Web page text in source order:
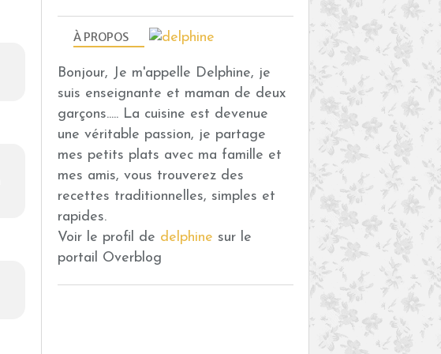
À PROPOS
Bonjour, Je m'appelle Delphine, je
suis enseignante et maman de deux
garçons..... La cuisine est devenue
une véritable passion, je partage
mes petits plats avec ma famille et
mes amis, vous trouverez des
recettes traditionnelles, simples et
rapides.
Voir le profil de delphine sur le
portail Overblog